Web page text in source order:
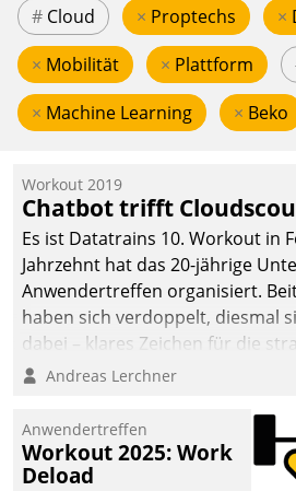
# Cloud × Proptechs ×
× Mobilität × Plattform
× Machine Learning × Beko
Workout 2019
Chatbot trifft
Es ist Datatrains 10. Workout in
Jahrzehnt hat das 20-jährige
Anwendertreffen organisiert.
haben sich verdoppelt, diesmal
dabei – klares Zeichen für die
Fokussierung auf den Kunden.
Andreas Lerchner
Anwendertreffen
Workout 2025: Work
Deload